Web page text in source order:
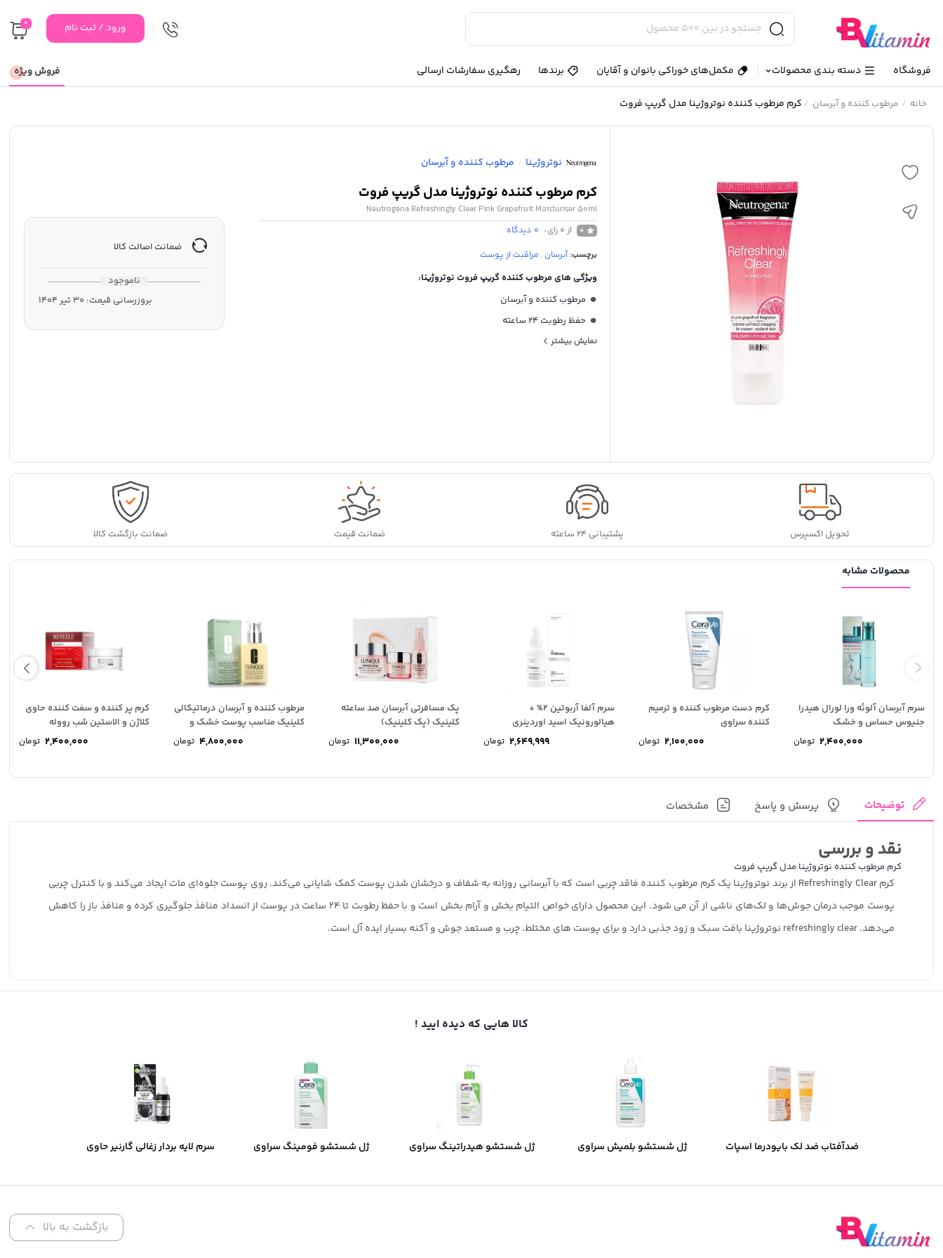
ورود / ثبت نام 0
فروشگاه دسته بندی محصولات مکمل‌های خوراکی بانوان و آقایان برندها رهگیری سفارشات ارسالی فروش ویژه
خانه / مرطوب کننده و آبرسان / کرم مرطوب کننده نوتروژینا مدل گریپ فروت
نوتروژینا / مرطوب کننده و آبرسان
کرم مرطوب کننده نوتروژینا مدل گریپ فروت
Neutrogena Refreshingly Clear Pink Grapefruit Moisturiser 50ml
0 از 0 رای 0 دیدگاه
برچسب: آبرسان , مراقبت از پوست
ویژگی های مرطوب کننده گریپ فروت نوتروژینا:
مرطوب کننده و آبرسان
حفظ رطوبت 24 ساعته
درخشان و شفاف کننده پوست
حاوی عصاره گریپ فروت و ویتامین C
کمک به کاهش منافذ باز و جلوگیری از انسداد آن
مناسب پوست های مختلط، چرب و مستعد آکنه و لک
مناسب برای: پوست های مختلط، چرب و مستعد جوش و لک
کشور مبدا: آمریکا
نمایش بیشتر
ضمانت اصالت کالا
ناموجود
بروزرسانی قیمت: 30 تیر 1404
تحویل اکسپرس پشتیبانی ۲۴ ساعته ضمانت قیمت ضمانت بازگشت کالا
محصولات مشابه
سرم آبرسان آلوئه ورا لورال هیدرا
جنیوس حساس و خشک
2,400,000 تومان
کرم دست مرطوب کننده و ترمیم
کننده سراوی
2,100,000 تومان
سرم آلفا آربوتین 2% +
هیالورونیک اسید اوردینری
2,649,999 تومان
پک مسافرتی آبرسان صد ساعته
کلینیک (پک کلینیک)
11,300,000 تومان
مرطوب کننده و آبرسان درماتیکالی
کلینیک مناسب پوست خشک و
4,800,000 تومان
کرم پر کننده و سفت کننده حاوی
کلاژن و الاستین شب رووله
2,400,000 تومان
توضیحات پرسش و پاسخ مشخصات
نقد و بررسی
کرم مرطوب کننده نوتروژینا مدل گریپ فروت
کرم Refreshingly Clear از برند نوتروژینا یک کرم مرطوب کننده فاقد چربی است که با آبرسانی روزانه به شفاف و درخشان شدن پوست کمک شایانی می‌کند. روی پوست جلوه‌ای مات ایجاد می‌کند و با کنترل چربی
پوست موجب درمان جوش‌ها و لک‌های ناشی از آن می شود. این محصول دارای خواص التیام بخش و آرام بخش است و با حفظ رطوبت تا 24 ساعت در پوست از انسداد منافذ جلوگیری کرده و منافذ باز را کاهش
می‌دهد. refreshingly clear نوتروژینا بافت سبک و زود جذبی دارد و برای پوست های مختلط، چرب و مستعد جوش و آکنه بسیار ایده آل است.
کالا هایی که دیده ایید !
ضدآفتاب ضد لک بایودرما اسپات
ژل شستشو بلمیش سراوی
ژل شستشو هیدراتینگ سراوی
ژل شستشو فومینگ سراوی
سرم لایه بردار زغالی گارنیر حاوی
بازگشت به بالا